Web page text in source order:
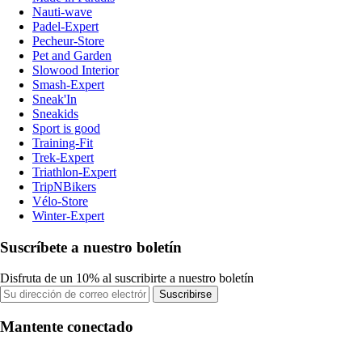
Nauti-wave
Padel-Expert
Pecheur-Store
Pet and Garden
Slowood Interior
Smash-Expert
Sneak'In
Sneakids
Sport is good
Training-Fit
Trek-Expert
Triathlon-Expert
TripNBikers
Vélo-Store
Winter-Expert
Suscríbete a nuestro boletín
Disfruta de un 10% al suscribirte a nuestro boletín
Suscribirse
Mantente conectado